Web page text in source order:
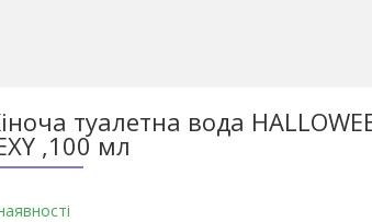
туалетна вода
,100 мл